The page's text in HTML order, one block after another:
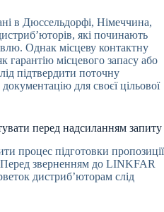
в Дюссельдорфі, Німеччина,
які починають
Однак місцеву контактну
гарантію місцевого запасу або
підтвердити поточну
для своєї цільової
перед надсиланням запиту
процес підготовки пропозиції
Перед зверненням до LINKFAR
дистриб’юторам слід